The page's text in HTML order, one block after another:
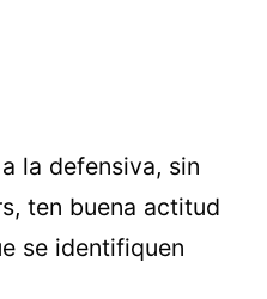
la defensiva, sin
ten buena actitud
se identifiquen